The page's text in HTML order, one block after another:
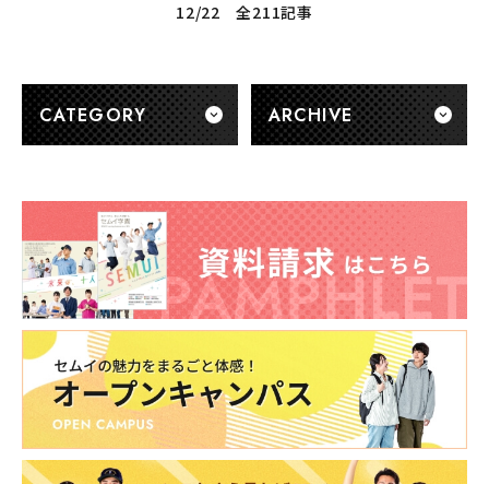
12/22 全211記事
CATEGORY ARCHIVE